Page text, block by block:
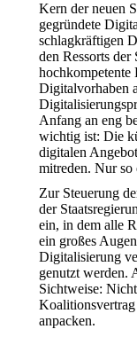
Kern der neuen
gegründete
schlagkräftigen
den Ressorts der
hochkompetente
Digitalvorhaben
Anfang an eng
wichtig ist: Die
digitalen
mitreden. Nur so
Zur Steuerung
der
ein, in dem alle
ein großes
Digitalisierung
genutzt werden.
Sichtweise:
anpacken.